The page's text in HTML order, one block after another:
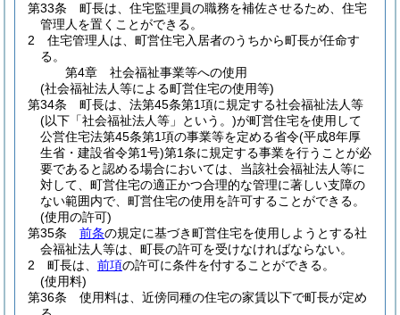
第33条
町長は、住宅監理員の職務を補佐させるため、住宅
管理人を置くことができる。
2
住宅管理人は、町営住宅入居者のうちから町長が任命す
る。
第4章
社会福祉事業等への使用
(社会福祉法人等による町営住宅の使用等)
第34条
町長は、法第45条第1項に規定する社会福祉法人等
(以下「社会福祉法人等」という。)が町営住宅を使用して
公営住宅法第45条第1項の事業等を定める省令(平成8年厚
生省・建設省令第1号)第1条に規定する事業を行うことが必
要であると認める場合においては、当該社会福祉法人等に
対して、町営住宅の適正かつ合理的な管理に著しい支障の
ない範囲内で、町営住宅の使用を許可することができる。
(使用の許可)
第35条
前条の規定に基づき町営住宅を使用しようとする社
会福祉法人等は、町長の許可を受けなければならない。
2
町長は、 前項の許可に条件を付することができる。
(使用料)
第36条
使用料は、近傍同種の住宅の家賃以下で町長が定め